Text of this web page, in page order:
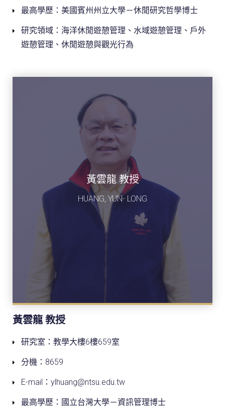
最高學歷：美國賓州州立大學－休閒研究哲學博士
研究領域：海洋休閒遊憩管理、水域遊憩管理、戶外
遊憩管理、休閒遊憩與觀光行為
黃雲龍 教授
HUANG, YUN- LONG
黃雲龍 教授
研究室：教學大樓6樓659室
分機：8659
E-mail：ylhuang@ntsu.edu.tw
最高學歷：國立台灣大學－資訊管理博士